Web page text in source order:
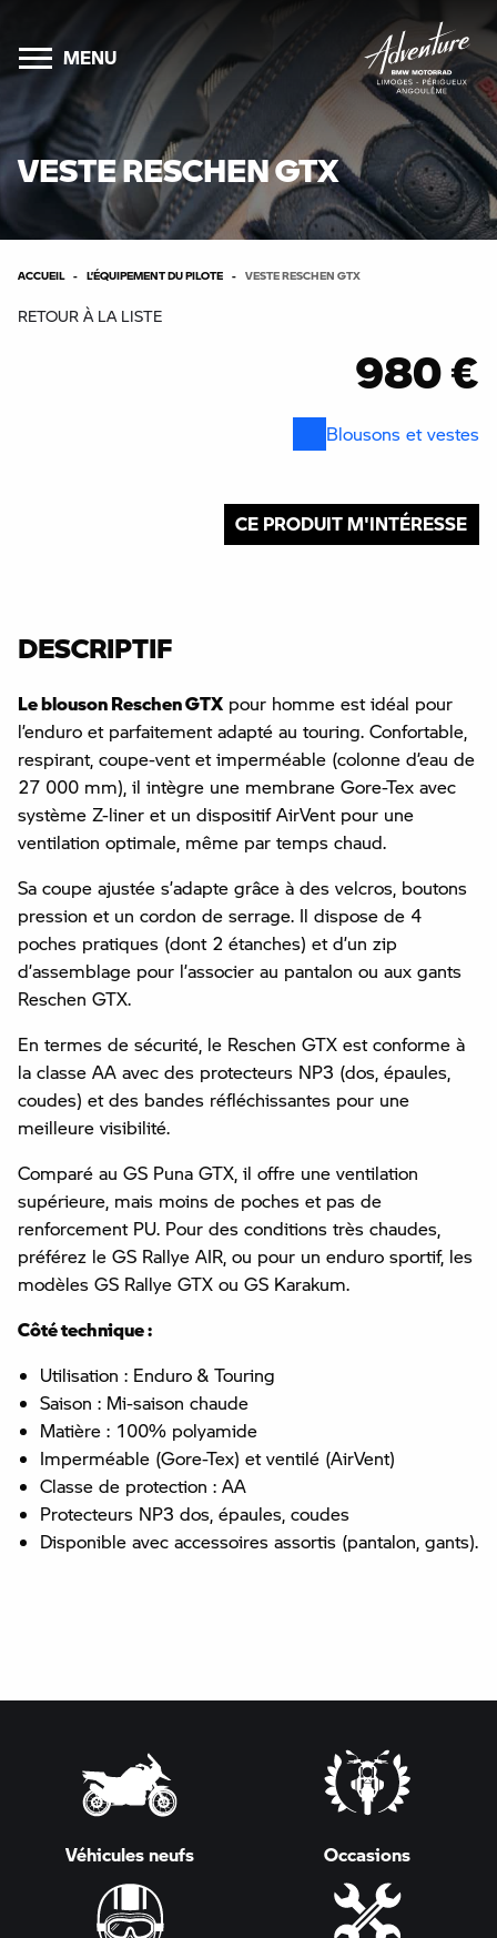
MENU
VESTE RESCHEN GTX
ACCUEIL L’ÉQUIPEMENT DU PILOTE VESTE RESCHEN GTX
RETOUR À LA LISTE
980 €
Blousons et vestes
CE PRODUIT M'INTÉRESSE
DESCRIPTIF
Le blouson Reschen GTX pour homme est idéal pour
l’enduro et parfaitement adapté au touring. Confortable,
respirant, coupe-vent et imperméable (colonne d’eau de
27 000 mm), il intègre une membrane Gore-Tex avec
système Z-liner et un dispositif AirVent pour une
ventilation optimale, même par temps chaud.
Sa coupe ajustée s’adapte grâce à des velcros, boutons
pression et un cordon de serrage. Il dispose de 4
poches pratiques (dont 2 étanches) et d’un zip
d’assemblage pour l’associer au pantalon ou aux gants
Reschen GTX.
En termes de sécurité, le Reschen GTX est conforme à
la classe AA avec des protecteurs NP3 (dos, épaules,
coudes) et des bandes réfléchissantes pour une
meilleure visibilité.
Comparé au GS Puna GTX, il offre une ventilation
supérieure, mais moins de poches et pas de
renforcement PU. Pour des conditions très chaudes,
préférez le GS Rallye AIR, ou pour un enduro sportif, les
modèles GS Rallye GTX ou GS Karakum.
Côté technique :
Utilisation : Enduro & Touring
Saison : Mi-saison chaude
Matière : 100% polyamide
Imperméable (Gore-Tex) et ventilé (AirVent)
Classe de protection : AA
Protecteurs NP3 dos, épaules, coudes
Disponible avec accessoires assortis (pantalon, gants).
Véhicules neufs Occasions